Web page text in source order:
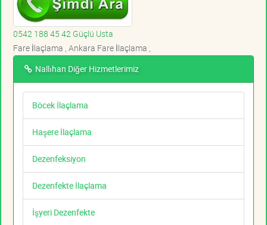
0542 188 45 42 Güçlü Usta
Fare İlaçlama , Ankara Fare İlaçlama ,
Nallıhan Diğer Hizmetlerimiz
Böcek İlaçlama
Haşere İlaçlama
Dezenfeksiyon
Dezenfekte İlaçlama
İşyeri Dezenfekte